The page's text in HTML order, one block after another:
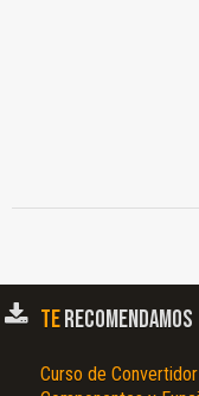
TERECOMENDAMOS
Curso de